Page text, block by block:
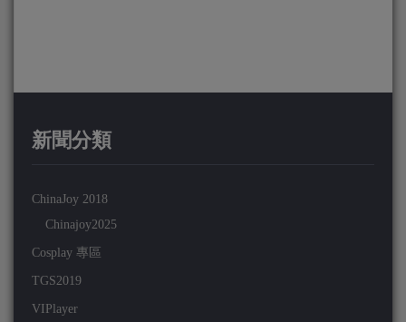
新聞分類
ChinaJoy 2018
Chinajoy2025
Cosplay 專區
TGS2019
VIPlayer